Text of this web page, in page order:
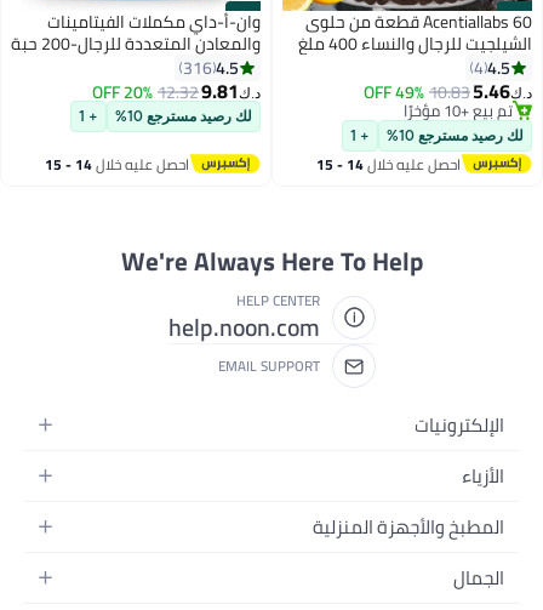
#49 Acentiallabs 60 قطعة من حلوى
الشيلجيت للرجال والنساء 400 ملغ
من شيلجيت الهيمالايا النقي، حلوى
ذهبية غنية بـ 85+ معدن، نكهة
أصلية، 100% طبيعية، 60 حلوى
4.5
4
د.ك‏5.46
10.83
49% OFF
تم بيع +10 مؤخرًا
تم بيع +10 مؤخرًا
لك رصيد مسترجع 10% + 1
احصل عليه خلال 14 - 15
#50
وان-أ-داي مكملات الفيتامينات
والمعادن المتعددة للرجال-200 حبة
4.5
316
د.ك‏9.81
12.32
20% OFF
لك رصيد مسترجع 10% + 1
احصل عليه خلال 14 - 15
We're Always Here To Help
HELP CENTER
help.noon.com
EMAIL SUPPORT
الإلكترونيات
الجوالات
اللابتوبات
الأجهزة المنزلية
الأزياء
أزياء نسائية
أزياء البنات
المطبخ والأجهزة المنزلية
الحمام
الجمال